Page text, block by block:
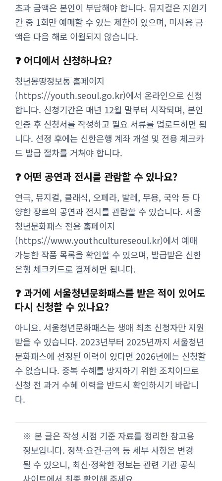
초과 금액은 본인이 부담해야 합니다. 뮤지컬은 지원기
간 중 1회만 예매할 수 있는 제한이 있으며, 미사용 금
액은 다음 해로 이월되지 않습니다.
❓ 어디에서 신청하나요?
청년몽땅정보통 홈페이지
(https://youth.seoul.go.kr)에서 온라인으로 신청
합니다. 신청기간은 매년 12월 말부터 시작되며, 본인
인증 후 신청서를 작성하고 필요 서류를 업로드하면 됩
니다. 선정 후에는 신한은행 계좌 개설 및 전용 체크카
드 발급 절차를 거쳐야 합니다.
❓ 어떤 공연과 전시를 관람할 수 있나요?
연극, 뮤지컬, 클래식, 오페라, 발레, 무용, 국악 등 다
양한 장르의 공연과 전시를 관람할 수 있습니다. 서울
청년문화패스 전용 홈페이지
(https://www.youthcultureseoul.kr)에서 예매
가능한 작품 목록을 확인할 수 있으며, 발급받은 신한
은행 체크카드로 결제하면 됩니다.
❓ 과거에 서울청년문화패스를 받은 적이 있어도
다시 신청할 수 있나요?
아니요. 서울청년문화패스는 생애 최초 신청자만 지원
받을 수 있습니다. 2023년부터 2025년까지 서울청년
문화패스에 선정된 이력이 있다면 2026년에는 신청할
수 없습니다. 중복 수혜를 방지하기 위한 조치이므로
신청 전 과거 수혜 이력을 반드시 확인하시기 바랍니
다.
※ 본 글은 작성 시점 기준 자료를 정리한 참고용
정보입니다. 정책·요건·금액 등 세부 사항은 변경
될 수 있으니, 최신·정확한 정보는 관련 기관 공식